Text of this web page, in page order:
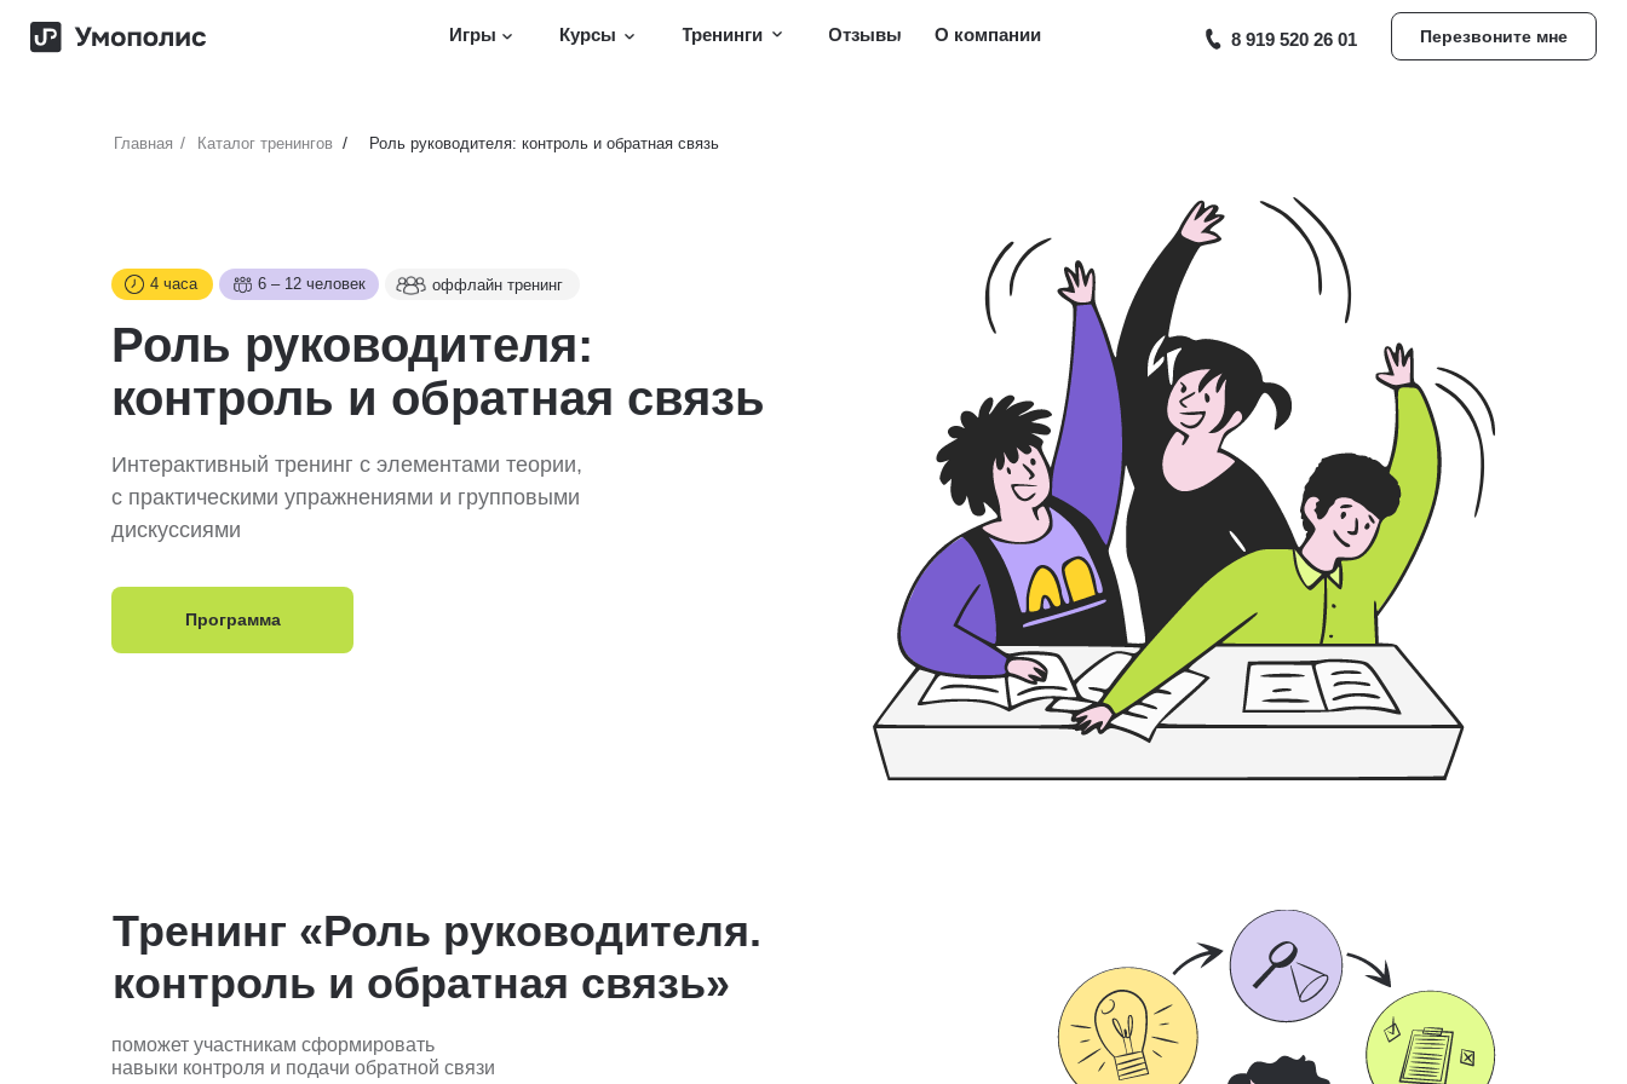
Перезвоните мне
8 919 520 26 01
Игры Курсы Тренинги Отзывы О компании
Роль руководителя:
контроль и обратная связь
Интерактивный тренинг с элементами теории,
с практическими упражнениями и групповыми
дискуссиями
оффлайн тренинг
Программа
Главная / Каталог тренингов /
6 – 12 человек
4 часа
Роль руководителя: контроль и обратная связь
поможет участникам сформировать
навыки контроля и подачи обратной связи
Тренинг «Роль руководителя.
контроль и обратная связь»